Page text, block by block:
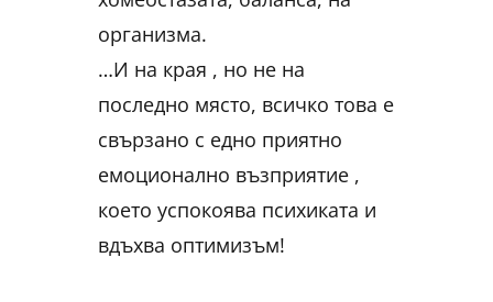
организма.
…И на края , но не на
последно място, всичко това е
свързано с едно приятно
емоционално възприятие ,
което успокоява психиката и
вдъхва оптимизъм!